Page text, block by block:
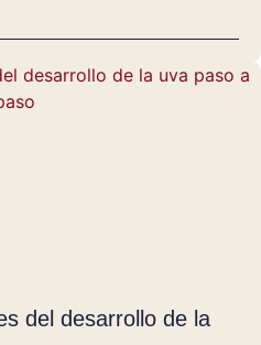
del desarrollo de la